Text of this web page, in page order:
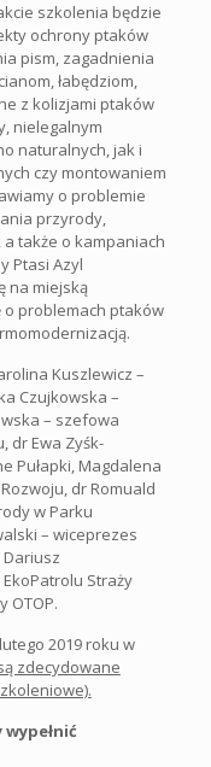
szkolenia będzie
ochrony ptaków
pism, zagadnienia
łabędziom,
z kolizjami ptaków
nielegalnym
naturalnych, jak i
czy montowaniem
o problemie
przyrody,
także o kampaniach
Ptasi Azyl
na miejską
o problemach ptaków
Kuszlewicz –
Czujkowska –
– szefowa
dr Ewa Zyśk-
Pułapki, Magdalena
dr Romuald
w Parku
– wiceprezes
Dariusz
Straży
OTOP.
2019 roku w
zdecydowane